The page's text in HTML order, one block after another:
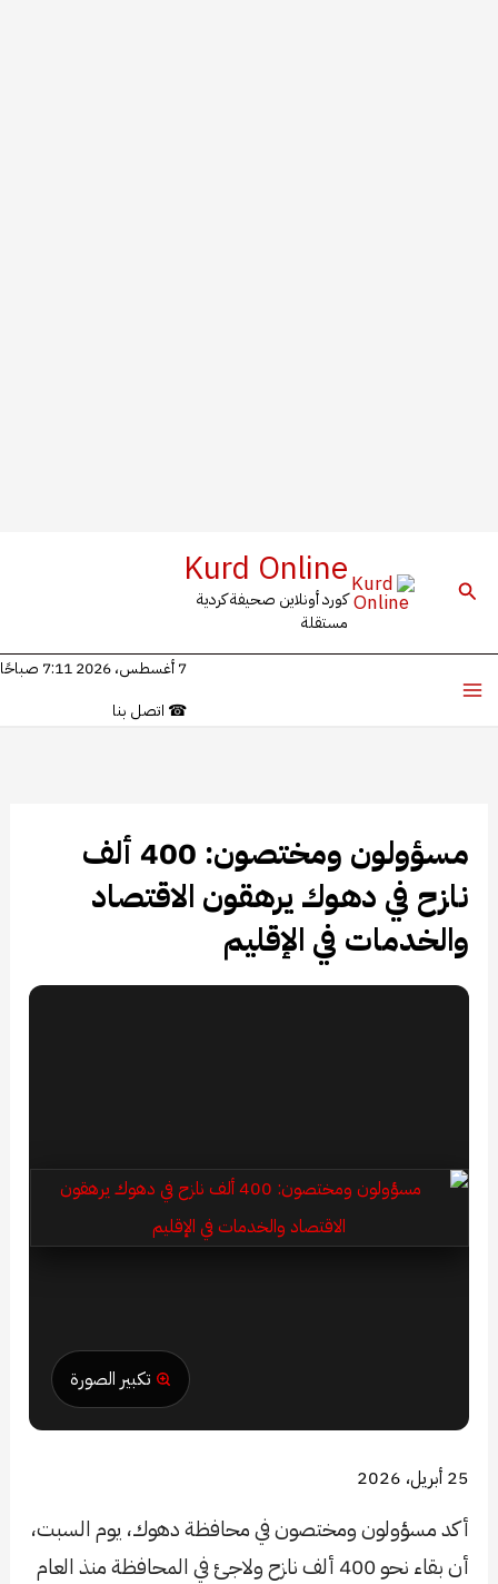
البحث Kurd Online
كورد أونلاين صحيفة كردية
مستقلة
7 أغسطس، 2026 7:11 صباحًا
☎ اتصل بنا
مسؤولون ومختصون: 400 ألف
نازح في دهوك يرهقون الاقتصاد
والخدمات في الإقليم
تكبير الصورة
25 أبريل، 2026
أكد مسؤولون ومختصون في محافظة دهوك، يوم السبت،
أن بقاء نحو 400 ألف نازح ولاجئ في المحافظة منذ العام